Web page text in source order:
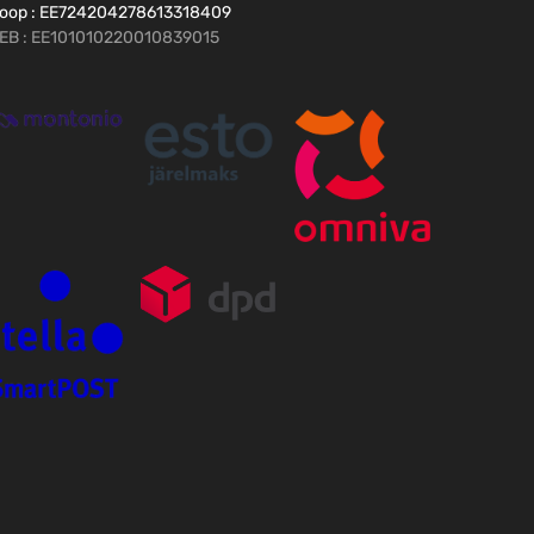
: EE724204278613318409
: EE101010220010839015